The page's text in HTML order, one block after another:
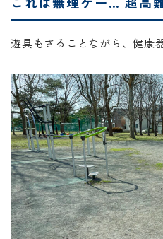
遊具もさることながら、健康